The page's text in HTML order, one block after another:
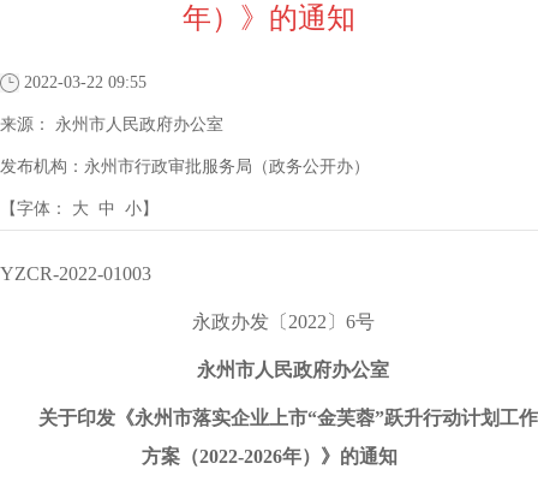
年）》的通知
2022-03-22 09:55
来源： 永州市人民政府办公室
发布机构： 永州市行政审批服务局（政务公开办）
【字体： 大 中 小】
YZCR-2022-01003
永政办发〔2022〕6号
永州市人民政府办公室
关于印发《永州市落实企业上市“金芙蓉”跃升行动计划工作
方案（2022-2026年）》的通知